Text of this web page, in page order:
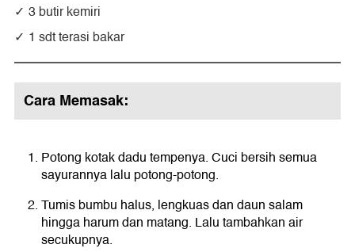
3 butir kemiri
1 sdt terasi bakar
Cara Memasak:
Potong kotak dadu tempenya. Cuci bersih semua
sayurannya lalu potong-potong.
Tumis bumbu halus, lengkuas dan daun salam
hingga harum dan matang. Lalu tambahkan air
secukupnya.